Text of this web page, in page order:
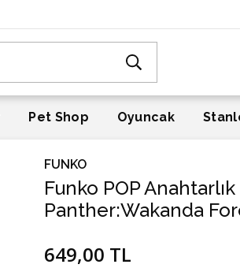
Pet Shop Oyuncak
FUNKO
Funko POP
Panther:Wakanda
649,00 TL